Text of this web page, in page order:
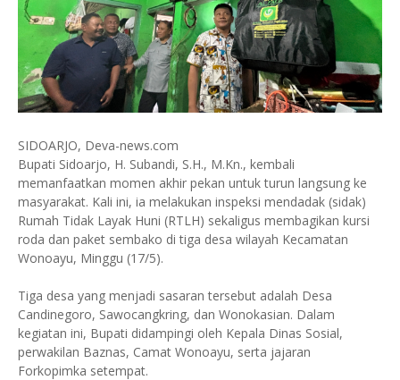
SIDOARJO, Deva-news.com
Bupati Sidoarjo, H. Subandi, S.H., M.Kn., kembali
memanfaatkan momen akhir pekan untuk turun langsung ke
masyarakat. Kali ini, ia melakukan inspeksi mendadak (sidak)
Rumah Tidak Layak Huni (RTLH) sekaligus membagikan kursi
roda dan paket sembako di tiga desa wilayah Kecamatan
Wonoayu, Minggu (17/5).
Tiga desa yang menjadi sasaran tersebut adalah Desa
Candinegoro, Sawocangkring, dan Wonokasian. Dalam
kegiatan ini, Bupati didampingi oleh Kepala Dinas Sosial,
perwakilan Baznas, Camat Wonoayu, serta jajaran
Forkopimka setempat.